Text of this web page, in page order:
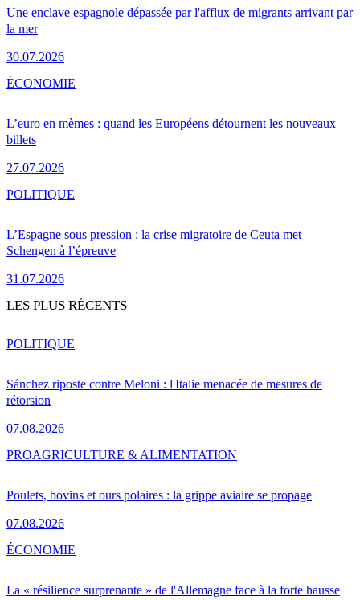
Une enclave espagnole dépassée par l'afflux de migrants arrivant par
la mer
30.07.2026
L’euro en mèmes : quand les Européens détournent les nouveaux
billets
27.07.2026
ÉCONOMIE
L’Espagne sous pression : la crise migratoire de Ceuta met
Schengen à l’épreuve
31.07.2026
POLITIQUE
LES PLUS RÉCENTS
Sánchez riposte contre Meloni : l'Italie menacée de mesures de
rétorsion
07.08.2026
POLITIQUE
Poulets, bovins et ours polaires : la grippe aviaire se propage
07.08.2026
PROAGRICULTURE & ALIMENTATION
La « résilience surprenante » de l'Allemagne face à la forte hausse
ÉCONOMIE